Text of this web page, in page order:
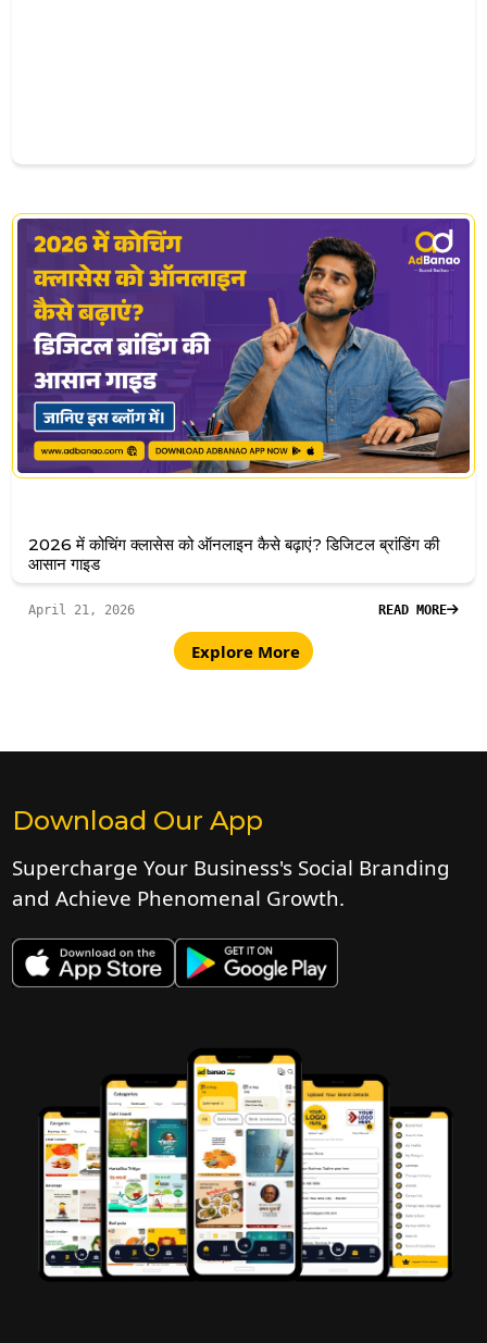
2026 में कोचिंग क्लासेस को ऑनलाइन कैसे बढ़ाएं? डिजिटल ब्रांडिंग की
आसान गाइड
April 21, 2026 READ MORE
Explore More
Download Our App
Supercharge Your Business's Social Branding
and Achieve Phenomenal Growth.